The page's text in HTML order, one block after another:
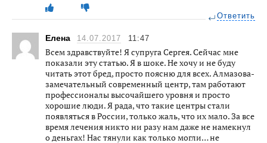
Ответить
Елена 14.07.2017 11:47
Всем здравствуйте! Я супруга Сергея. Сейчас мне
показали эту статью. Я в шоке. Не хочу и не буду
читать этот бред, просто поясню для всех. Алмазова-
замечательный современный центр, там работают
профессионалы высочайшего уровня и просто
хорошие люди. Я рада, что такие центры стали
появляться в России, только жаль, что их мало. За все
время лечения никто ни разу нам даже не намекнул
о деньгах! Нас тянули как только могли… не